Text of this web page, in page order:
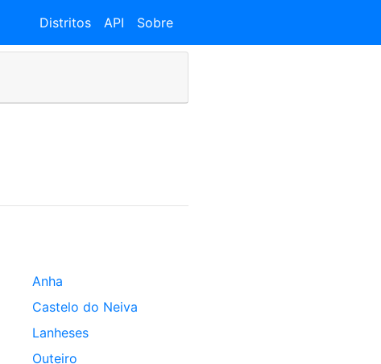
Distritos API Sobre
Anha
Castelo do Neiva
Lanheses
Outeiro